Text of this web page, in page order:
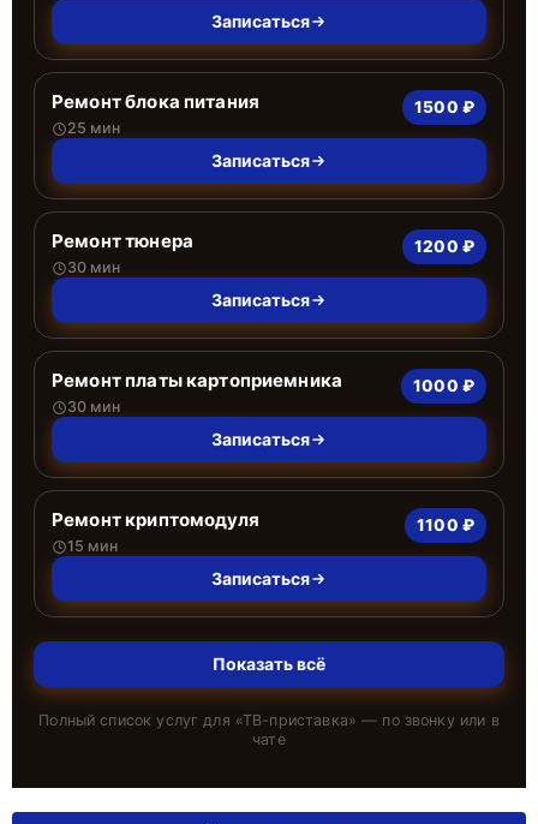
Записаться
Ремонт блока питания
25 мин
1500 ₽
Записаться
Ремонт тюнера
30 мин
1200 ₽
Записаться
Ремонт платы картоприемника
30 мин
1000 ₽
Записаться
Ремонт криптомодуля
15 мин
1100 ₽
Записаться
Показать всё
Полный список услуг для «ТВ-приставка» — по звонку или в
чате